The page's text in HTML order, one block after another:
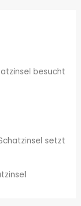
besucht
setzt